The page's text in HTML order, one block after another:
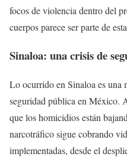
focos de violencia dentro del
cuerpos parece ser parte de
Sinaloa: una crisis de
Lo ocurrido en Sinaloa es una
seguridad pública en México.
que los homicidios están
narcotráfico sigue cobrando
implementadas, desde el